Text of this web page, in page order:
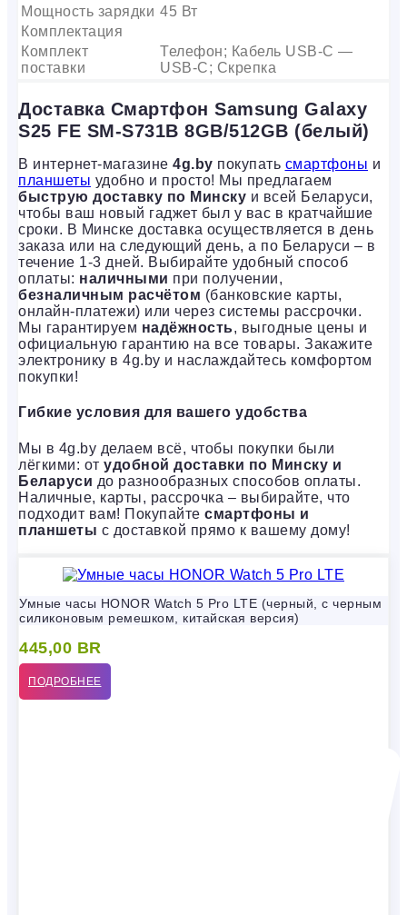
Мощность зарядки 45 Вт
Комплектация
Комплект
поставки
Телефон; Кабель USB-C —
USB-C; Скрепка
Доставка Смартфон Samsung Galaxy
S25 FE SM-S731B 8GB/512GB (белый)
В интернет-магазине 4g.by покупать смартфоны и
планшеты удобно и просто! Мы предлагаем
быструю доставку по Минску и всей Беларуси,
чтобы ваш новый гаджет был у вас в кратчайшие
сроки. В Минске доставка осуществляется в день
заказа или на следующий день, а по Беларуси – в
течение 1-3 дней. Выбирайте удобный способ
оплаты: наличными при получении,
безналичным расчётом (банковские карты,
онлайн-платежи) или через системы рассрочки.
Мы гарантируем надёжность, выгодные цены и
официальную гарантию на все товары. Закажите
электронику в 4g.by и наслаждайтесь комфортом
покупки!
Гибкие условия для вашего удобства
Мы в 4g.by делаем всё, чтобы покупки были
лёгкими: от удобной доставки по Минску и
Беларуси до разнообразных способов оплаты.
Наличные, карты, рассрочка – выбирайте, что
подходит вам! Покупайте смартфоны и
планшеты с доставкой прямо к вашему дому!
Умные часы HONOR Watch 5 Pro LTE (черный, с черным
силиконовым ремешком, китайская версия)
445,00 BR
ПОДРОБНЕЕ